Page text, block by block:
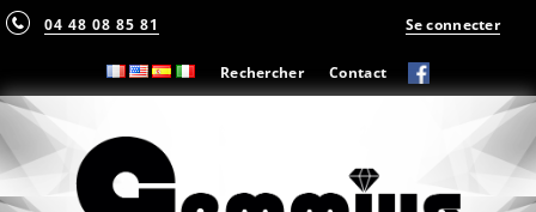
04 48 08 85 81
Rechercher Contact
Se connecter